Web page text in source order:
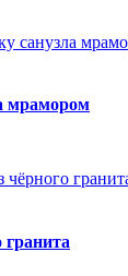
мрамором
гранита